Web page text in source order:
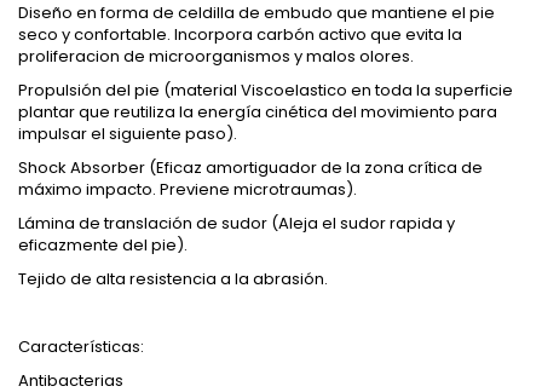
Diseño en forma de celdilla de embudo que mantiene el pie
seco y confortable. Incorpora carbón activo que evita la
proliferacion de microorganismos y malos olores.
Propulsión del pie (material Viscoelastico en toda la superficie
plantar que reutiliza la energía cinética del movimiento para
impulsar el siguiente paso).
Shock Absorber (Eficaz amortiguador de la zona crítica de
máximo impacto. Previene microtraumas).
Lámina de translación de sudor (Aleja el sudor rapida y
eficazmente del pie).
Tejido de alta resistencia a la abrasión.
Características:
Antibacterias